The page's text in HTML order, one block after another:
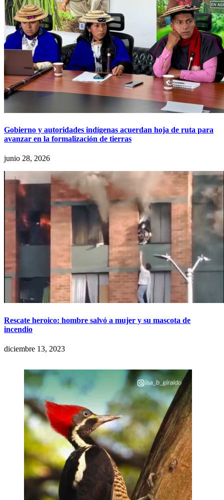
Gobierno y autoridades indígenas acuerdan hoja de ruta para
avanzar en la formalización de tierras
junio 28, 2026
Rescate heroico: hombre salvó a mujer y su mascota de
incendio
diciembre 13, 2023